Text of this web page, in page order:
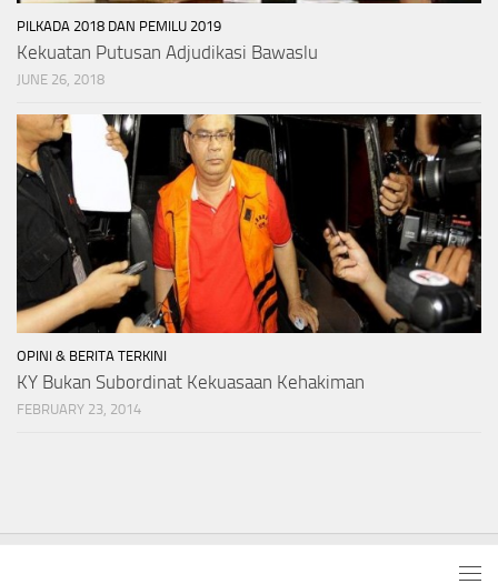
PILKADA 2018 DAN PEMILU 2019
Kekuatan Putusan Adjudikasi Bawaslu
JUNE 26, 2018
OPINI & BERITA TERKINI
KY Bukan Subordinat Kekuasaan Kehakiman
FEBRUARY 23, 2014